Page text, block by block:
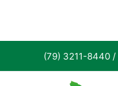
(79) 3211-8440 /